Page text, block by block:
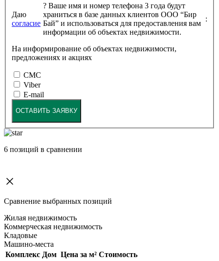
Даю
согласие
? Ваше имя и номер телефона 3 года будут
храниться в базе данных клиентов ООО “Бир
Бай” и использоваться для предоставления вам
информации об объектах недвижимости.
:
На информирование об объектах недвижимости,
предложениях и акциях
СМС
Viber
E-mail
ОСТАВИТЬ ЗАЯВКУ
6 позиций в сравнении
Сравнение выбранных позиций
Жилая недвижимость
Коммерческая недвижимость
Кладовые
Машино-места
Комплекс Дом Цена за м² Стоимость